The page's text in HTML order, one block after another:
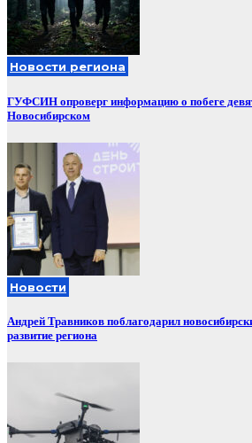
Новости региона
ГУФСИН опроверг информацию о побеге
Новосибирском
Новости
Андрей Травников поблагодарил
развитие региона